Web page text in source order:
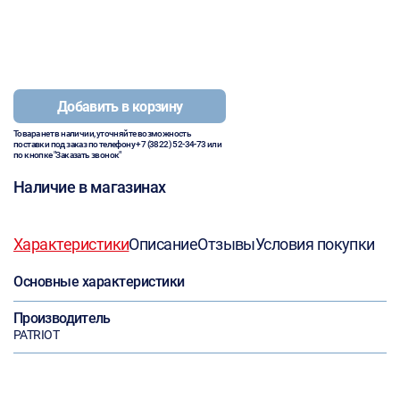
Добавить в корзину
Товара нет в наличии, уточняйте возможность
поставки под заказ по телефону+7 (3822) 52-34-73или
по кнопке "Заказать звонок"
Наличие в магазинах
ХарактеристикиОписаниеОтзывыУсловия покупки
Основные характеристики
Производитель
PATRIOT